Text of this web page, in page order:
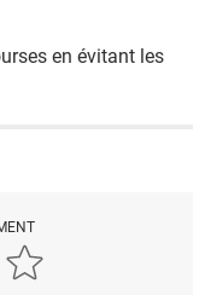
en évitant les